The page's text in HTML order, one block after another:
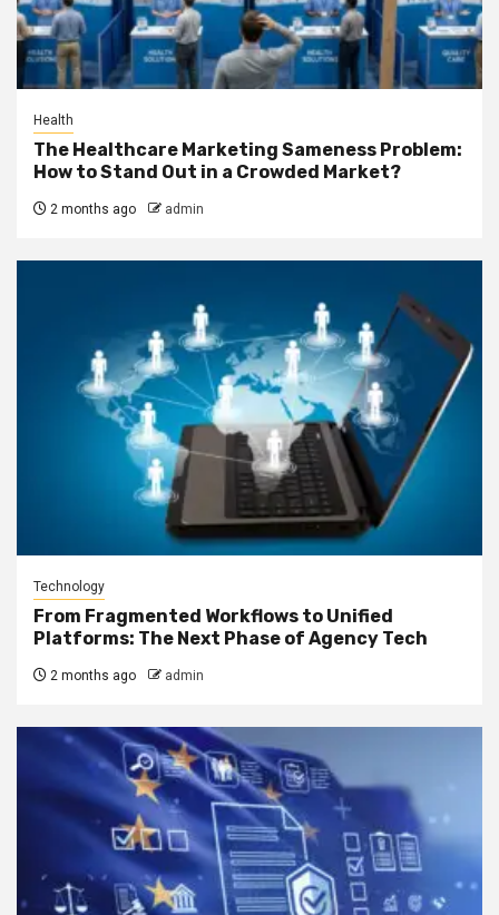
Health
The Healthcare Marketing Sameness Problem:
How to Stand Out in a Crowded Market?
2 months ago admin
Technology
From Fragmented Workflows to Unified
Platforms: The Next Phase of Agency Tech
2 months ago admin